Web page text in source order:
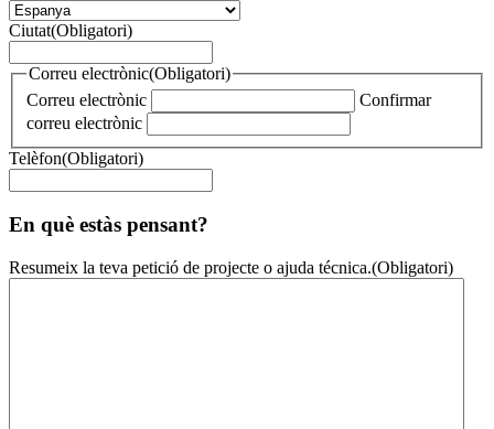
Ciutat(Obligatori)
Correu electrònic(Obligatori)
Correu electrònic
Confirmar
correu electrònic
Telèfon(Obligatori)
En què estàs pensant?
Resumeix la teva petició de projecte o ajuda técnica.(Obligatori)